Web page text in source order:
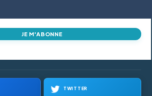
JE M'ABONNE
TWITTER